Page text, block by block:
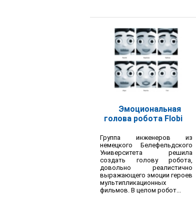
Эмоциональная
голова робота Flobi
Группа инженеров из
немецкого Белефельдского
Университета решила
создать голову робота,
довольно реалистично
выражающего эмоции героев
мультипликационных
фильмов. В целом робот...